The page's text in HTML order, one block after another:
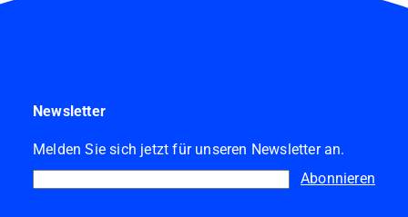
Newsletter
Melden Sie sich jetzt für unseren Newsletter an.
Abonnieren